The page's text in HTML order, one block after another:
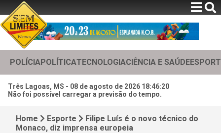
POLÍCIAPOLÍTICATECNOLOGIACIÊNCIA E SAÚDE
Três Lagoas, MS - 08 de agosto de 2026 18:46:22
Não foi possível carregar a previsão do tempo.
Home Esporte
Filipe Luís é o novo técnico do
Monaco, diz imprensa europeia